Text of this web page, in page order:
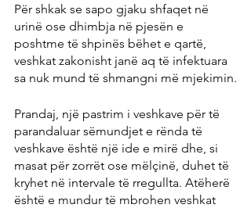
Për shkak se sapo gjaku shfaqet në
urinë ose dhimbja në pjesën e
poshtme të shpinës bëhet e qartë,
veshkat zakonisht janë aq të infektuara
sa nuk mund të shmangni më mjekimin.
Prandaj, një pastrim i veshkave për të
parandaluar sëmundjet e rënda të
veshkave është një ide e mirë dhe, si
masat për zorrët ose mëlçinë, duhet të
kryhet në intervale të rregullta. Atëherë
është e mundur të mbrohen veshkat